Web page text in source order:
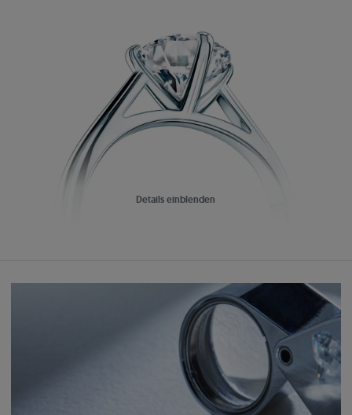
Kaleidoskop der Brillanz
Einfach:
Perfekt aufeinander abgestimmter Schmuck
Schaffen Sie ein einzigartiges Set, das zu Ihrem Verlobungsring passt.
Details einblenden